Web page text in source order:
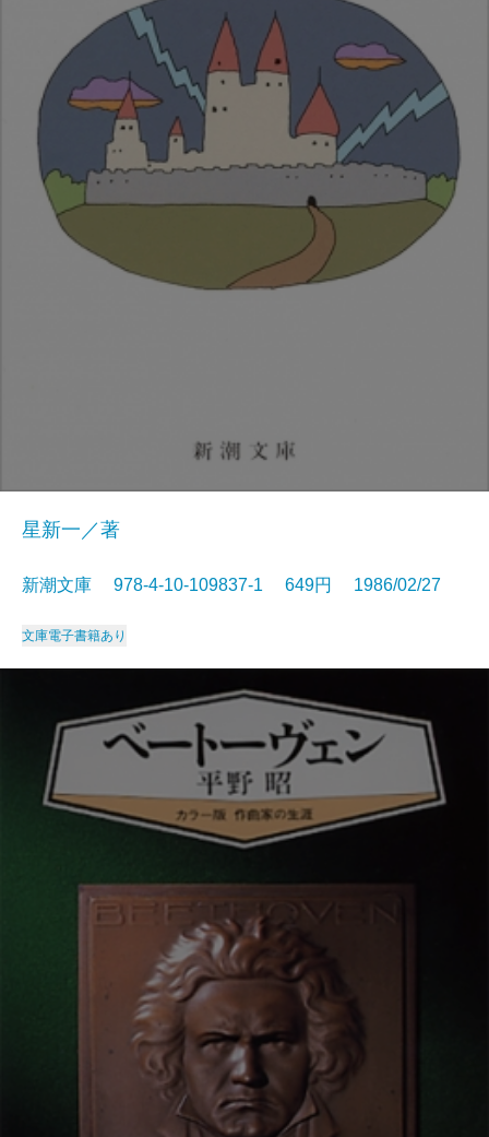
星新一／著
新潮文庫 978-4-10-109837-1 649円 1986/02/27
文庫電子書籍あり